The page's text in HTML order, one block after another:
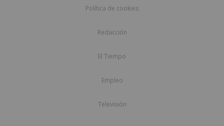
Política de cookies
Redacción
El Tiempo
Empleo
Televisión